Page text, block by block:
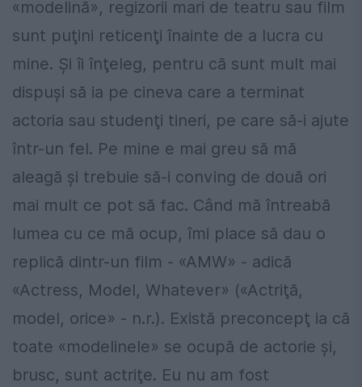
«modelină», regizorii mari de teatru sau film
sunt puţini reticenţi înainte de a lucra cu
mine. Şi îi înţeleg, pentru că sunt mult mai
dispuşi să ia pe cineva care a terminat
actoria sau studenţi tineri, pe care să-i ajute
într-un fel. Pe mine e mai greu să mă
aleagă şi trebuie să-i conving de două ori
mai mult ce pot să fac. Când mă întreabă
lumea cu ce mă ocup, îmi place să dau o
replică dintr-un film - «AMW» - adică
«Actress, Model, Whatever» («Actriţă,
model, orice» - n.r.). Există preconcepţ ia că
toate «modelinele» se ocupă de actorie şi,
brusc, sunt actriţe. Eu nu am fost